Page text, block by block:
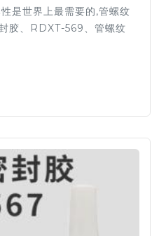
是世界上最需要的,管螺纹
胶、RDXT-569、管螺纹